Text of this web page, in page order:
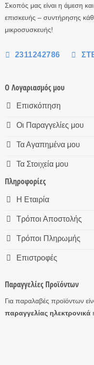
Σκοπός μας είναι η άμεση
επισκευής – συντήρησης
μικροσυσκευής!
2311242786
Ο Λογαριασμός μου
Επισκόπηση
Οι Παραγγελίες μου
Τα Αγαπημένα μου
Τα Στοιχεία μου
Πληροφορίες
Η Εταιρία
Τρόποι Αποστολής
Τρόποι Πληρωμής
Επιστροφές
Παραγγελίες Προϊόντων
Για παραλαβές προϊόντων
παραγγελίας ηλεκτρονικά